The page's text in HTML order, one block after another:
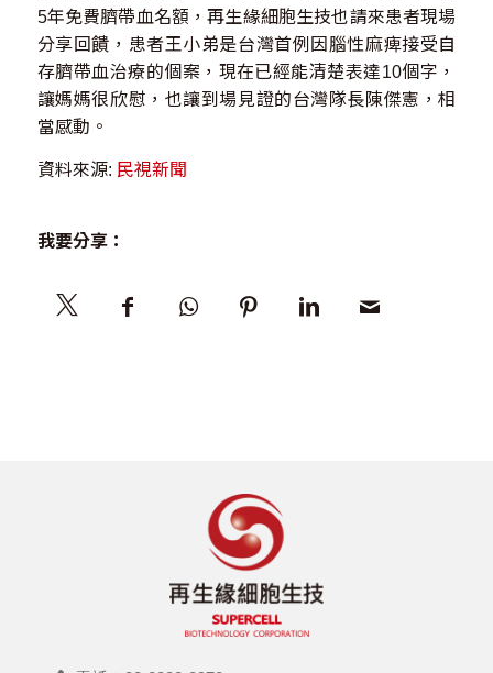
5年免費臍帶血名額，再生緣細胞生技也請來患者現場
分享回饋，患者王小弟是台灣首例因腦性麻痺接受自
存臍帶血治療的個案，現在已經能清楚表達10個字，
讓媽媽很欣慰，也讓到場見證的台灣隊長陳傑憲，相
當感動。
資料來源: 民視新聞
我要分享：